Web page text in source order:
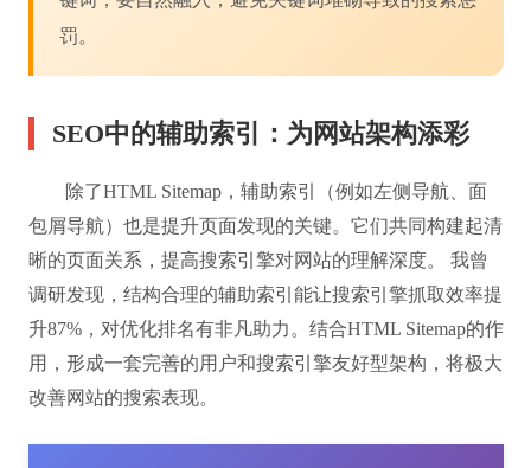
罚。
SEO中的辅助索引：为网站架构添彩
除了HTML Sitemap，辅助索引（例如左侧导航、面
包屑导航）也是提升页面发现的关键。它们共同构建起清
晰的页面关系，提高搜索引擎对网站的理解深度。 我曾
调研发现，结构合理的辅助索引能让搜索引擎抓取效率提
升87%，对优化排名有非凡助力。结合HTML Sitemap的作
用，形成一套完善的用户和搜索引擎友好型架构，将极大
改善网站的搜索表现。